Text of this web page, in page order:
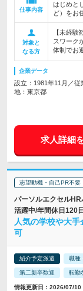
仕事内容
はじめと
ど）をお
対象と
なる方
【未経
スワーク
体制でお
企業データ
設立：1981年11月／
地：東京都
求人詳細
志望動機・自己PR不要
パーソルエクセル
活躍中/年間休日120
人気の学校や大
可
紹介予定派遣 職種
第二新卒歓迎 転勤
情報更新日：2026/07/